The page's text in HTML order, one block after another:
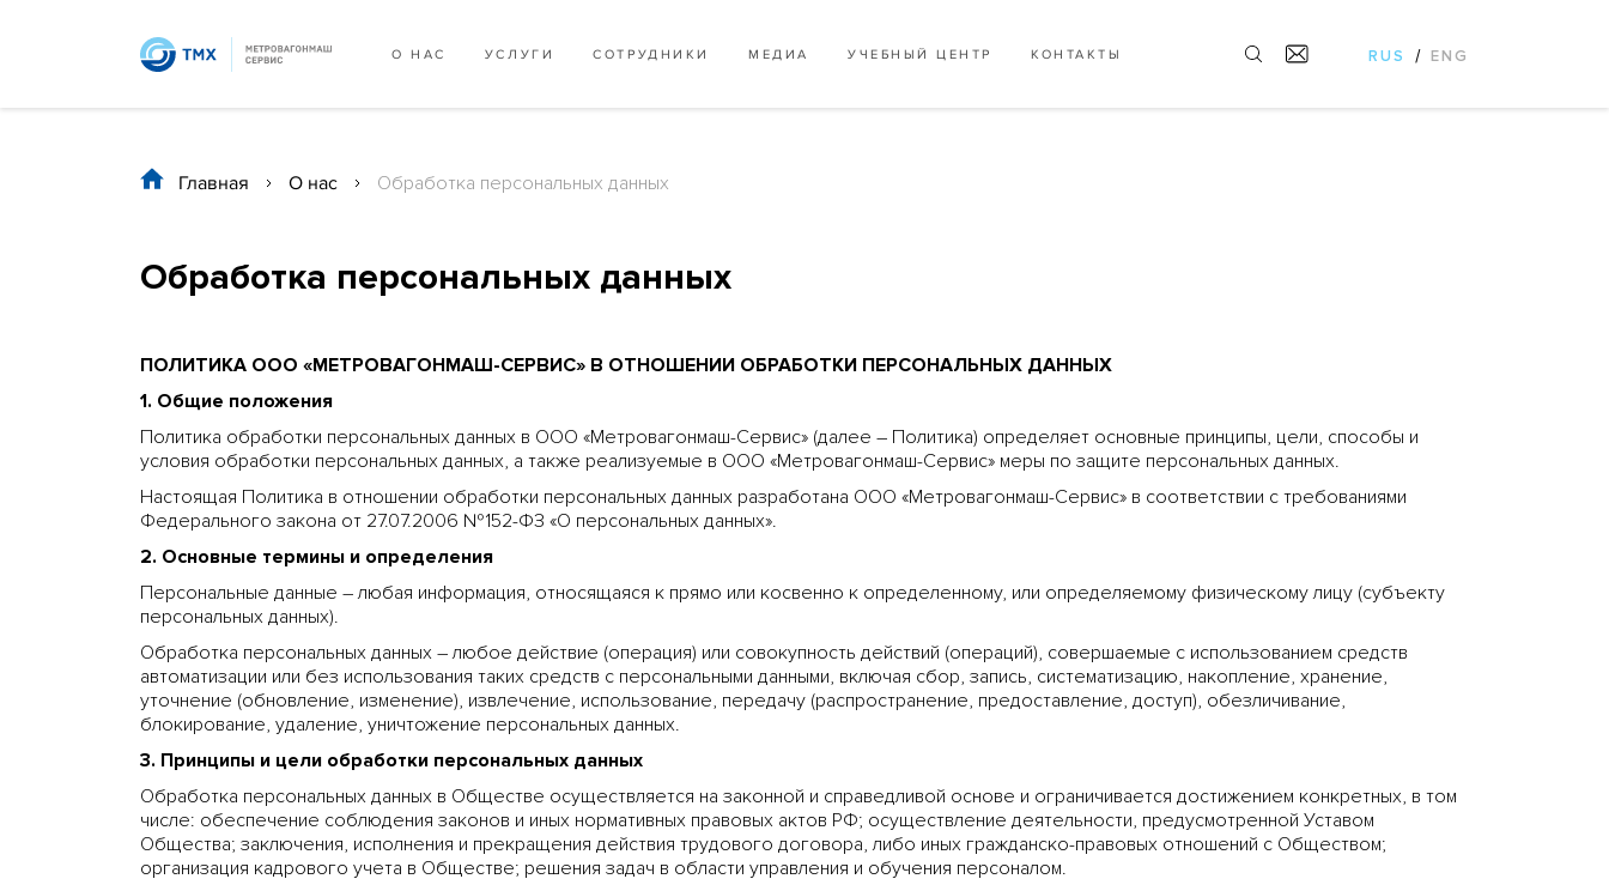
О НАС УСЛУГИ СОТРУДНИКИ МЕДИА УЧЕБНЫЙ ЦЕНТР КОНТАКТЫ RUS / ENG
Главная / О нас / Обработка персональных данных
Обработка персональных данных
ПОЛИТИКА ООО «МЕТРОВАГОНМАШ-СЕРВИС» В ОТНОШЕНИИ ОБРАБОТКИ ПЕРСОНАЛЬНЫХ ДАННЫХ
1. Общие положения
Политика обработки персональных данных в ООО «Метровагонмаш-Сервис» (далее – Политика) определяет основные принципы, цели, способы и
условия обработки персональных данных, а также реализуемые в ООО «Метровагонмаш-Сервис» меры по защите персональных данных.
Настоящая Политика в отношении обработки персональных данных разработана ООО «Метровагонмаш-Сервис» в соответствии с требованиями
Федерального закона от 27.07.2006 №152-ФЗ «О персональных данных».
2. Основные термины и определения
Персональные данные – любая информация, относящаяся к прямо или косвенно к определенному, или определяемому физическому лицу (субъекту
персональных данных).
Обработка персональных данных – любое действие (операция) или совокупность действий (операций), совершаемые с использованием средств
автоматизации или без использования таких средств с персональными данными, включая сбор, запись, систематизацию, накопление, хранение,
уточнение (обновление, изменение), извлечение, использование, передачу (распространение, предоставление, доступ), обезличивание,
блокирование, удаление, уничтожение персональных данных.
3. Принципы и цели обработки персональных данных
Обработка персональных данных в Обществе осуществляется на законной и справедливой основе и ограничивается достижением конкретных, в том
числе: обеспечение соблюдения законов и иных нормативных правовых актов РФ; осуществление деятельности, предусмотренной Уставом
Общества; заключения, исполнения и прекращения действия трудового договора, либо иных гражданско-правовых отношений с Обществом;
организация кадрового учета в Обществе; решения задач в области управления и обучения персоналом.